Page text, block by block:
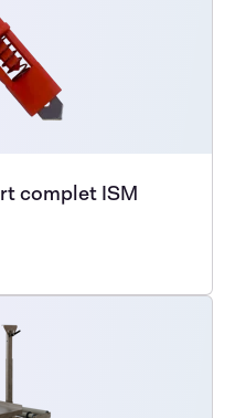
complet ISM